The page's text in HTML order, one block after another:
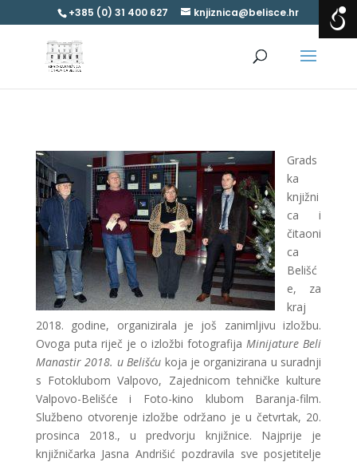
+385 (0) 31 400 627 knjiznica@belisce.hr
Grads
ka
knjižni
ca i
čitaoni
ca
Belišć
e, za
kraj
2018. godine, organizirala je još zanimljivu izložbu.
Ovoga puta riječ je o izložbi fotografijaMinijature Beli
Manastir 2018. u Belišću koja je organizirana u suradnji
s Fotoklubom Valpovo, Zajednicom tehničke kulture
Valpovo-Belišće i Foto-kino klubom Baranja-film.
Službeno otvorenje izložbe održano je u četvrtak, 20.
prosinca 2018., u predvorju knjižnice. Najprije je
knjižničarka Jasna Andrišić pozdravila sve posjetitelje